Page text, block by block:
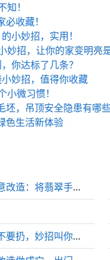
！
收藏！
小妙招，实用！
妙招，让你的家变明亮
你达标了几条？
妙招，值得你收藏
微习惯！
，吊顶安全隐患有哪些
色生活新体验
翡翠手镯改吊坠样式，创意改造：将翡翠手镯转变为特别的吊坠款式
旧衣大改造：过时的毛衣不要扔，妙招叫你秒变时尚露肩衣